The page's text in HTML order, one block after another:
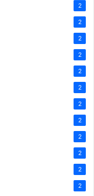
2
2
2
2
2
2
2
2
2
2
2
2